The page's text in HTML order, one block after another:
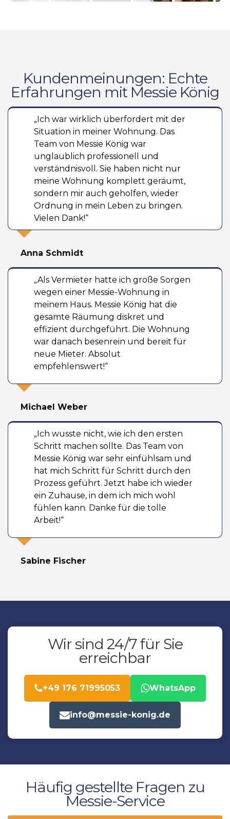
Kundenmeinungen: Echte
Erfahrungen mit Messie König
„Ich war wirklich überfordert mit der
Situation in meiner Wohnung. Das
Team von Messie König war
unglaublich professionell und
verständnisvoll. Sie haben nicht nur
meine Wohnung komplett geräumt,
sondern mir auch geholfen, wieder
Ordnung in mein Leben zu bringen.
Vielen Dank!“
Anna Schmidt
„Als Vermieter hatte ich große Sorgen
wegen einer Messie-Wohnung in
meinem Haus. Messie König hat die
gesamte Räumung diskret und
effizient durchgeführt. Die Wohnung
war danach besenrein und bereit für
neue Mieter. Absolut
empfehlenswert!“
Michael Weber
„Ich wusste nicht, wie ich den ersten
Schritt machen sollte. Das Team von
Messie König war sehr einfühlsam und
hat mich Schritt für Schritt durch den
Prozess geführt. Jetzt habe ich wieder
ein Zuhause, in dem ich mich wohl
fühlen kann. Danke für die tolle
Arbeit!“
Sabine Fischer
Wir sind 24/7 für Sie
erreichbar
+49 176 71995053 WhatsApp
info@messie-konig.de
Häufig gestellte Fragen zu
Messie-Service